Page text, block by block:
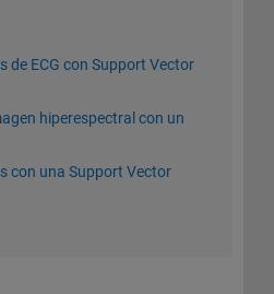
de ECG con Support Vector
hiperespectral con un
con una Support Vector